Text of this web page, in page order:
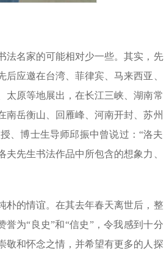
名家的可能相对少一些。其实，先
应邀在台湾、菲律宾、马来西亚、
太原等地展出，在长江三峡、湖南常
南岳衡山、回雁峰、河南开封、苏州
、博士生导师邱振中曾说过：“洛夫
先生书法作品中所包含的想象力、
的情谊。在其去年春天离世后，整
为“良史”和“信史”，令我感到十分
敬和怀念之情，并希望有更多的人探